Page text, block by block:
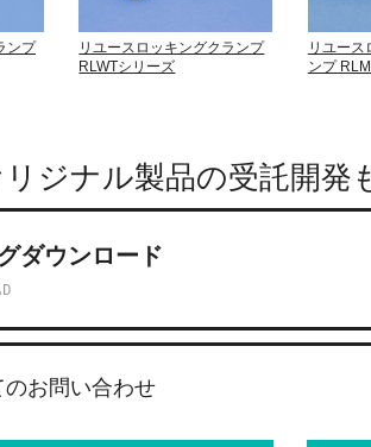
ンプ
リユースロッキングクランプ
RLWTシリーズ
リユース
ンプ
リジナル製品の受託開発
ダウンロード
お問い合わせ